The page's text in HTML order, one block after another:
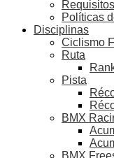
Políticas
Disciplinas
Ciclismo
Ruta
Pista
BMX
BMX